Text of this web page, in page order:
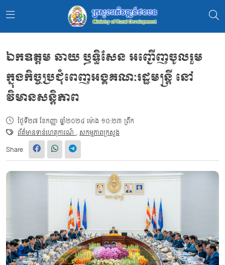
ឯកឧត្តម ឆាយ ឫទ្ធិសែន អញ្ជើញចូលរួម
ក្នុងកិច្ចប្រជុំពេញអង្គគណៈរដ្ឋមន្ត្រី នៅ
វិមានសន្ដិភាព
ថ្ងៃទី២៧ ខែកញ្ញា ឆ្នាំ២០២៤ ម៉ោង ១០:២៣ ព្រឹក
ព័ត៌មានទាន់ហេតុការណ៍,សកម្មភាពក្រសួង
Share